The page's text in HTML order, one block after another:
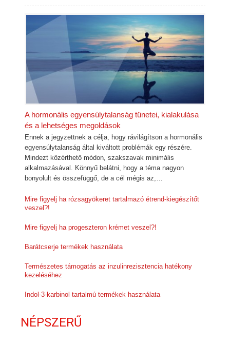
A hormonális egyensúlytalanság tünetei, kialakulása
és a lehetséges megoldások
Ennek a jegyzettnek a célja, hogy rávilágítson a hormonális
egyensúlytalanság által kiváltott problémák egy részére.
Mindezt közérthető módon, szakszavak minimális
alkalmazásával. Könnyű belátni, hogy a téma nagyon
bonyolult és összefüggő, de a cél mégis az,…
Mire figyelj ha rózsagyökeret tartalmazó étrend-kiegészítőt
veszel?!
Mire figyelj ha progeszteron krémet veszel?!
Barátcserje termékek használata
Természetes támogatás az inzulinrezisztencia hatékony
kezeléséhez
Indol-3-karbinol tartalmú termékek használata
NÉPSZERŰ